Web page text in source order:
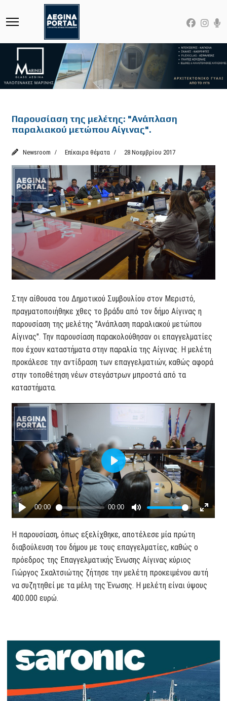
Παρουσίαση της μελέτης: "Ανάπλαση
παραλιακού μετώπου Αίγινας".
Newsroom Επίκαιρα θέματα 28 Νοεμβρίου 2017
Στην αίθουσα του Δημοτικού Συμβουλίου στον Μεριστό,
πραγματοποιήθηκε χθες το βράδυ από τον δήμο Αίγινας η
παρουσίαση της μελέτης "Ανάπλαση παραλιακού μετώπου
Αίγινας". Την παρουσίαση παρακολούθησαν οι επαγγελματίες
που έχουν καταστήματα στην παραλία της Αίγινας. Η μελέτη
προκάλεσε την αντίδραση των επαγγελματιών, καθώς αφορά
στην τοποθέτηση νέων στεγάστρων μπροστά από τα
καταστήματα.
Η παρουσίαση, όπως εξελίχθηκε, αποτέλεσε μία πρώτη
διαβούλευση του δήμου με τους επαγγελματίες, καθώς ο
πρόεδρος της Επαγγελματικής Ένωσης Αίγινας κύριος
Γιώργος Σκαλτσιώτης ζήτησε την μελέτη προκειμένου αυτή
να συζητηθεί με τα μέλη της Ένωσης. Η μελέτη είναι ύψους
400.000 ευρώ.